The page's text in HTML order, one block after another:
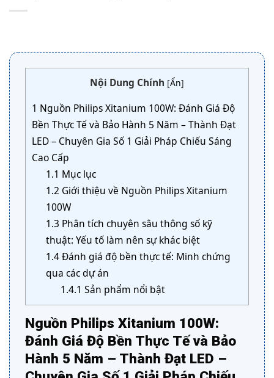
Nội Dung Chính [Ẩn]
1 Nguồn Philips Xitanium 100W: Đánh Giá Độ
Bền Thực Tế và Bảo Hành 5 Năm – Thành Đạt
LED – Chuyên Gia Số 1 Giải Pháp Chiếu Sáng
Cao Cấp
1.1 Mục lục
1.2 Giới thiệu về Nguồn Philips Xitanium
100W
1.3 Phân tích chuyên sâu thông số kỹ
thuật: Yếu tố làm nên sự khác biệt
1.4Đánh giá độ bền thực tế: Minh chứng
qua các dự án
1.4.1 Sản phẩm nổi bật
Nguồn Philips Xitanium 100W:
Đánh Giá Độ Bền Thực Tế và Bảo
Hành 5 Năm – Thành Đạt LED –